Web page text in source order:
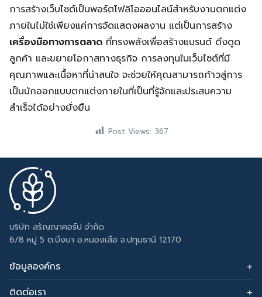
การสร้างเว็บไซต์เป็นพอร์ตโฟลิโอออนไลน์สำหรับงานตกแต่ง
ภายในไม่ใช่เพียงแค่การจัดแสดงผลงาน แต่เป็นการสร้าง
เครื่องมือทางการตลาด ที่ทรงพลังเพื่อสร้างแบรนด์ ดึงดูด
ลูกค้า และขยายโอกาสทางธุรกิจ การลงทุนในเว็บไซต์ที่มี
คุณภาพและเนื้อหาที่น่าสนใจ จะช่วยให้คุณสามารถก้าวสู่การ
เป็นนักออกแบบตกแต่งภายในที่เป็นที่รู้จักและประสบความ
สำเร็จได้อย่างยั่งยืน
Post Views: 367
บริษัท สรัญญาคอร์ป จำกัด
6/8 หมู่ 5 ต.บึงบา อ.หนองเสือ จ.ปทุมธานี 12170
ข้อมูลองค์กร
ติดต่อเรา